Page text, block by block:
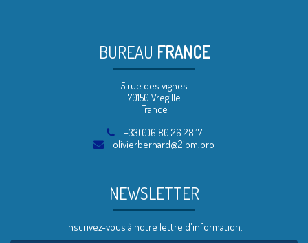
BUREAU FRANCE
5 rue des vignes
70150 Vregille
France
+33(0)6 80 26 28 17
olivierbernard@2ibm.pro
NEWSLETTER
Inscrivez-vous à notre lettre d'information.